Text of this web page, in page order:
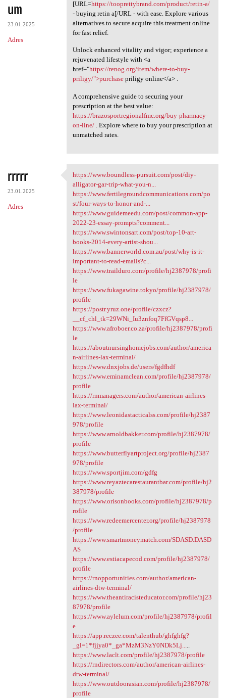
um
23.01.2025
Adres
[URL=https://tooprettybrand.com/product/retin-a/
- buying retin a[/URL - with ease. Explore various
alternatives to secure acquire this treatment online
for fast relief.
Unlock enhanced vitality and vigor; experience a
rejuvenated lifestyle with <a
href="https://renog.org/item/where-to-buy-
priligy/">purchasepriligy online</a> .
A comprehensive guide to securing your
prescription at the best value:
https://brazosportregionalfmc.org/buy-pharmacy-
on-line/. Explore where to buy your prescription at
unmatched rates.
rrrrr
23.01.2025
Adres
https://www.boundless-pursuit
https://www.boundless-pursuit.com/post/diy-
alligator-gar-trip-what-you-n...
https://www.fertilegroundcommunications.com/po
st/four-ways-to-honor-and-...
https://www.guidemeedu.com/post/common-app-
2022-23-essay-prompts?comment...
https://www.swintonsart.com/post/top-10-art-
books-2014-every-artist-shou...
https://www.bannerworld.com.au/post/why-is-it-
important-to-read-emails?c...
https://www.trailduro.com/profile/hj2387978/profi
le
https://www.fukagawine.tokyo/profile/hj2387978/
profile
https://postr.yruz.one/profile/czxcz?
__cf_chl_tk=29WNi_Iu3znfoq7FfGVqsp8...
https://www.afroboer.co.za/profile/hj2387978/profi
le
https://aboutnursinghomejobs.com/author/america
n-airlines-lax-terminal/
https://www.dnxjobs.de/users/fgdfhdf
https://www.eminamclean.com/profile/hj2387978/
profile
https://rnmanagers.com/author/american-airlines-
lax-terminal/
https://www.leonidastacticalss.com/profile/hj2387
978/profile
https://www.arnoldbakker.com/profile/hj2387978/
profile
https://www.butterflyartproject.org/profile/hj2387
978/profile
https://www.sportjim.com/gdfg
https://www.reyaztecarestaurantbar.com/profile/hj2
387978/profile
https://www.orisonbooks.com/profile/hj2387978/p
rofile
https://www.redeemercenter.org/profile/hj2387978
/profile
https://www.smartmoneymatch.com/SDASD.DASD
AS
https://www.estiacapecod.com/profile/hj2387978/
profile
https://rnopportunities.com/author/american-
airlines-dtw-terminal/
https://www.theantiracisteducator.com/profile/hj23
87978/profile
https://www.aylelum.com/profile/hj2387978/profil
e
https://app.reczee.com/talenthub/ghfghfg?
_gl=1*fjjya0*_ga*MzM3NzY0NDk5Lj...
https://www.laclt.com/profile/hj2387978/profile
https://rndirectors.com/author/american-airlines-
dtw-terminal/
https://www.outdoorasian.com/profile/hj2387978/
profile